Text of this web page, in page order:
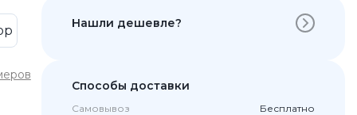
Нашли дешевле?
Способы доставки
Самовывоз
Бесплатно